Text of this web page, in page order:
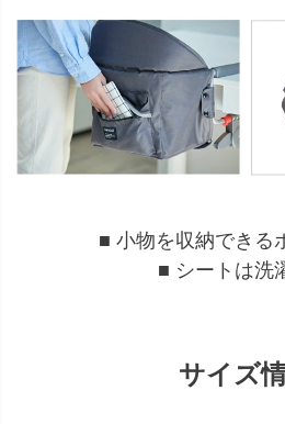
■ 小物を収納できる
■ シートは洗
サイズ